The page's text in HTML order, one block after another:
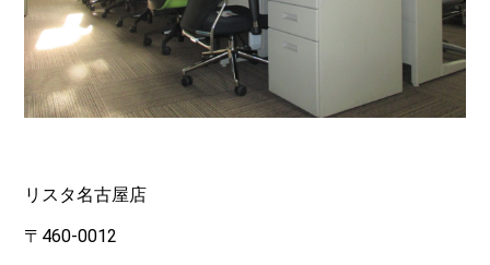
リスタ名古屋店
〒460-0012